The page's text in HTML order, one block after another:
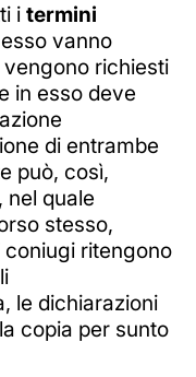
i termini
vanno
richiesti
in esso deve
di entrambe
può, così,
quale
stesso,
ritengono
le dichiarazioni
copia per sunto